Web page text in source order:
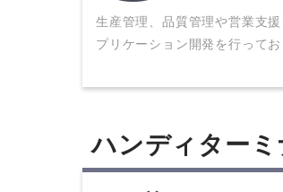
生産管理、品質管理や営業支
プリケーション開発を行ってお
ハンディター